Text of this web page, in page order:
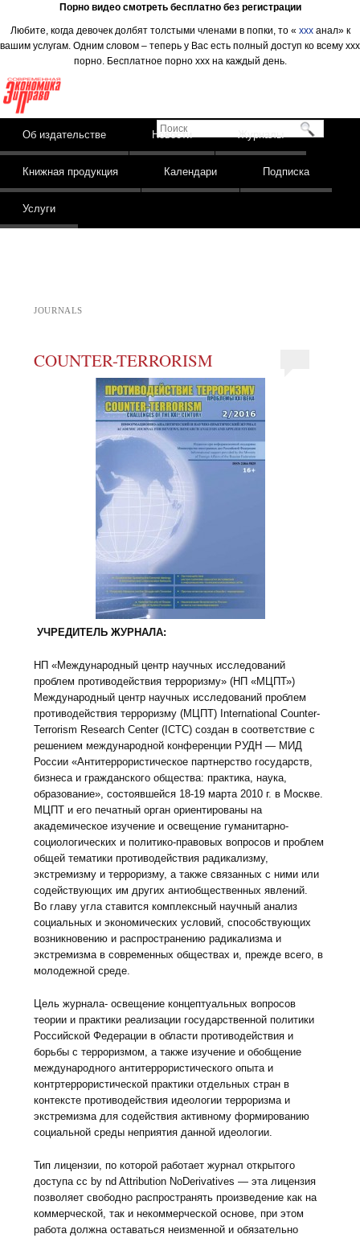
Порно видео смотреть бесплатно без регистрации
Любите, когда девочек долбят толстыми членами в попки, то « xxxанал» к
вашим услугам. Одним словом – теперь у Вас есть полный доступ ко всему ххх
порно. Бесплатное порно ххх на каждый день.
экономика и право
Main menu
Skip to content
Поиск
Об издательстве Новости Журналы
Книжная продукция Календари Подписка
Услуги
JOURNALS
COUNTER-TERRORISM
УЧРЕДИТЕЛЬ ЖУРНАЛА:
НП «Международный центр научных исследований
проблем противодействия терроризму» (НП «МЦПТ»)
Международный центр научных исследований проблем
противодействия терроризму (МЦПТ) International Counter-
Terrorism Research Center (ICTC) создан в соответствие с
решением международной конференции РУДН — МИД
России «Антитеррористическое партнерство государств,
бизнеса и гражданского общества: практика, наука,
образование», состоявшейся 18-19 марта 2010 г. в Москве.
МЦПТ и его печатный орган ориентированы на
академическое изучение и освещение гуманитарно-
социологических и политико-правовых вопросов и проблем
общей тематики противодействия радикализму,
экстремизму и терроризму, а также связанных с ними или
содействующих им других антиобщественных явлений.
Во главу угла ставится комплексный научный анализ
социальных и экономических условий, способствующих
возникновению и распространению радикализма и
экстремизма в современных обществах и, прежде всего, в
молодежной среде.
Цель журнала- освещение концептуальных вопросов
теории и практики реализации государственной политики
Российской Федерации в области противодействия и
борьбы с терроризмом, а также изучение и обобщение
международного антитеррористического опыта и
контртеррористической практики отдельных стран в
контексте противодействия идеологии терроризма и
экстремизма для содействия активному формированию
социальной среды неприятия данной идеологии.
Тип лицензии, по которой работает журнал открытого
доступа cc by nd Attribution NoDerivatives — эта лицензия
позволяет свободно распространять произведение как на
коммерческой, так и некоммерческой основе, при этом
работа должна оставаться неизменной и обязательно